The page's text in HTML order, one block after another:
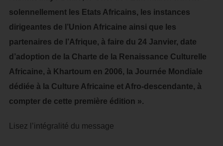
solennellement les Etats Africains, les instances
dirigeantes de l’Union Africaine ainsi que les
partenaires de l’Afrique, à faire du 24 Janvier, date
d’adoption de la Charte de la Renaissance Culturelle
Africaine, à Khartoum en 2006, la Journée Mondiale
dédiée à la Culture Africaine et Afro-descendante, à
compter de cette première édition ».
Lisez l’intégralité du message